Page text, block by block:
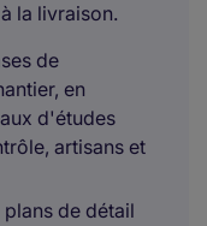
la livraison.
de
en
d'études
artisans et
de détail